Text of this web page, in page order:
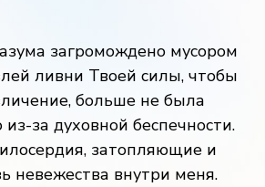
загромождено мусором
ливни Твоей силы, чтобы
больше не была
за духовной беспечности.
затопляющие и
невежества внутри меня.